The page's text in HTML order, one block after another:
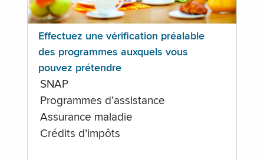
Effectuez une vérification préalable
des programmes auxquels vous
pouvez prétendre
SNAP
Programmes d’assistance
Assurance maladie
Crédits d’impôts